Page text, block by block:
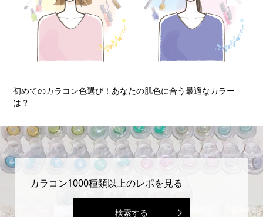
初めてのカラコン☆カラコン初心者が知っておくべき5つのポイ
ン...
カラコン1000種類以上のレポを見る
検索する